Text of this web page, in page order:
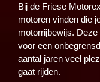
Bij de Friese
motoren vinden die
motorrijbewijs.
voor een
aantal jaren veel
gaat rijden.